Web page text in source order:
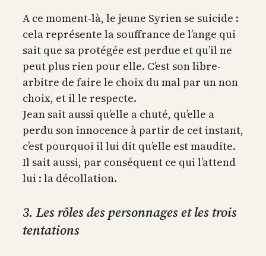
A ce moment-là, le jeune Syrien se suicide :
cela représente la souffrance de l’ange qui
sait que sa protégée est perdue et qu’il ne
peut plus rien pour elle. C’est son libre-
arbitre de faire le choix du mal par un non
choix, et il le respecte.
Jean sait aussi qu’elle a chuté, qu’elle a
perdu son innocence à partir de cet instant,
c’est pourquoi il lui dit qu’elle est maudite.
Il sait aussi, par conséquent ce qui l’attend
lui : la décollation.
3. Les rôles des personnages et les trois
tentations